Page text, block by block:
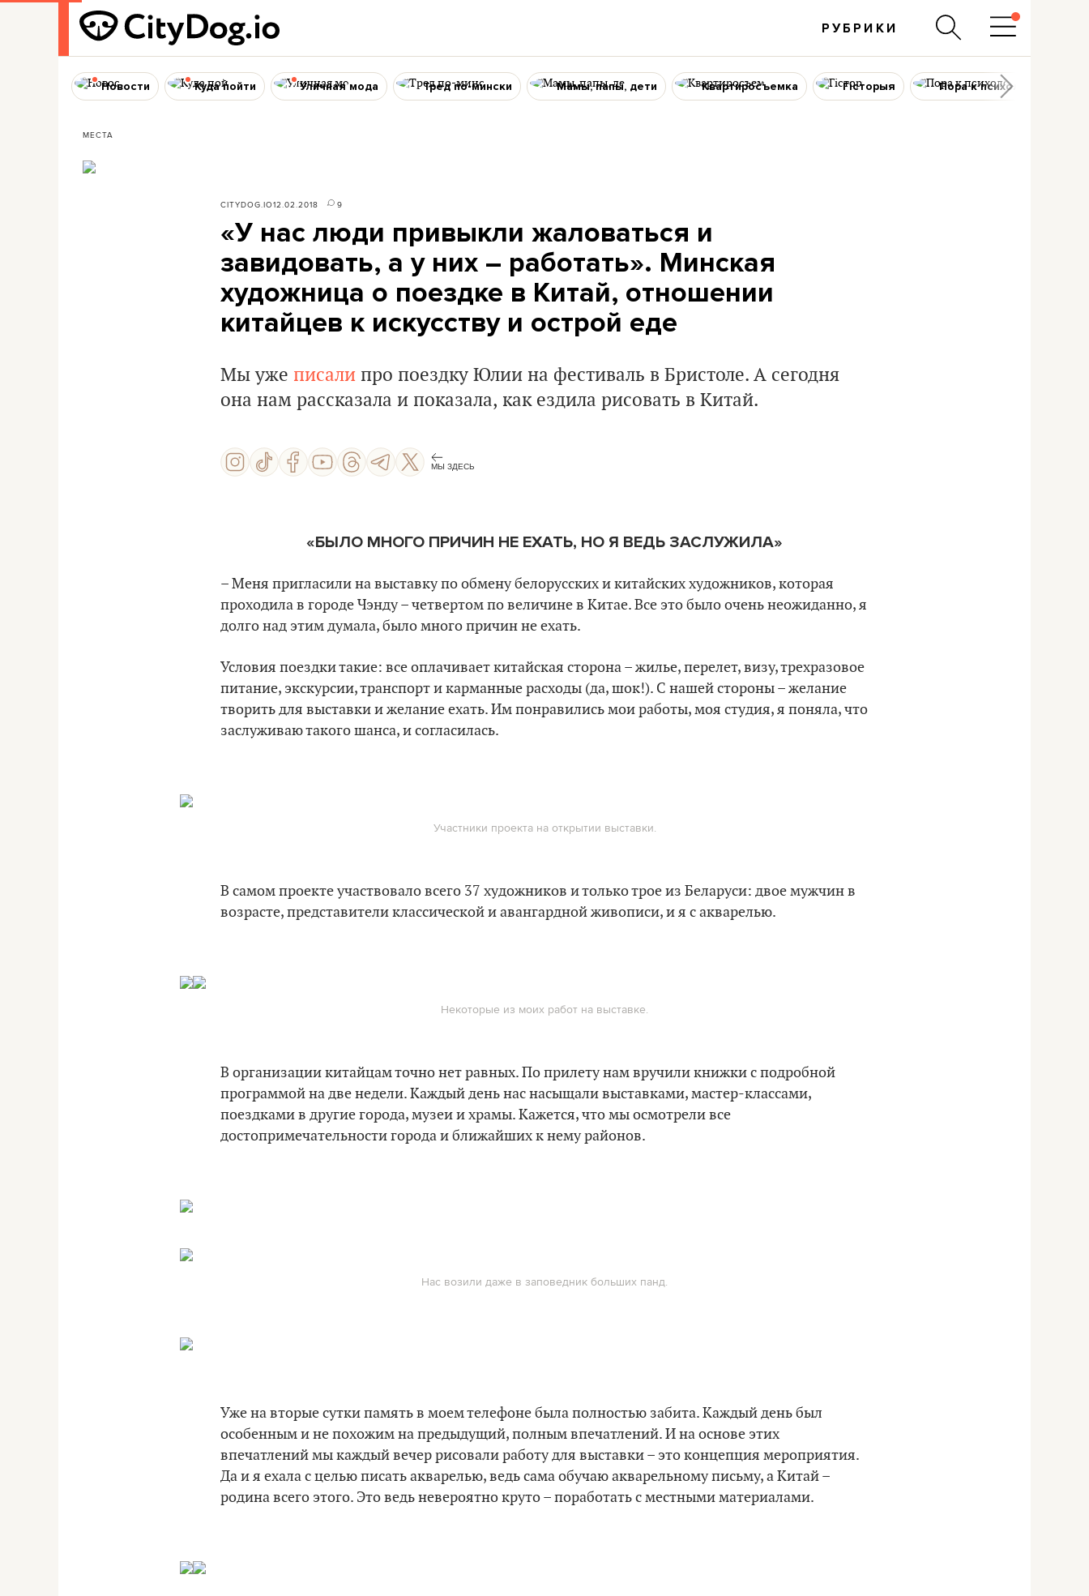
РУБРИКИ
Новости Куда пойти Уличная мода Тред по-мински Мамы, папы, дети Квартиросъемка Гісторыя Пора к психологу
МЕСТА
CITYDOG.IO12.02.2018 9
«У нас люди привыкли жаловаться и
завидовать, а у них – работать». Минская
художница о поездке в Китай, отношении
китайцев к искусству и острой еде
Мы уже писали про поездку Юлии на фестиваль в Бристоле. А сегодня
она нам рассказала и показала, как ездила рисовать в Китай.
МЫ ЗДЕСЬ
«БЫЛО МНОГО ПРИЧИН НЕ ЕХАТЬ, НО Я ВЕДЬ ЗАСЛУЖИЛА»
– Меня пригласили на выставку по обмену белорусских и китайских художников, которая
проходила в городе Чэнду – четвертом по величине в Китае. Все это было очень неожиданно, я
долго над этим думала, было много причин не ехать.
Условия поездки такие: все оплачивает китайская сторона – жилье, перелет, визу, трехразовое
питание, экскурсии, транспорт и карманные расходы (да, шок!). С нашей стороны – желание
творить для выставки и желание ехать. Им понравились мои работы, моя студия, я поняла, что
заслуживаю такого шанса, и согласилась.
Участники проекта на открытии выставки.
В самом проекте участвовало всего 37 художников и только трое из Беларуси: двое мужчин в
возрасте, представители классической и авангардной живописи, и я с акварелью.
Некоторые из моих работ на выставке.
В организации китайцам точно нет равных. По прилету нам вручили книжки с подробной
программой на две недели. Каждый день нас насыщали выставками, мастер-классами,
поездками в другие города, музеи и храмы. Кажется, что мы осмотрели все
достопримечательности города и ближайших к нему районов.
Нас возили даже в заповедник больших панд.
Уже на вторые сутки память в моем телефоне была полностью забита. Каждый день был
особенным и не похожим на предыдущий, полным впечатлений. И на основе этих
впечатлений мы каждый вечер рисовали работу для выставки – это концепция мероприятия.
Да и я ехала с целью писать акварелью, ведь сама обучаю акварельному письму, а Китай –
родина всего этого. Это ведь невероятно круто – поработать с местными материалами.